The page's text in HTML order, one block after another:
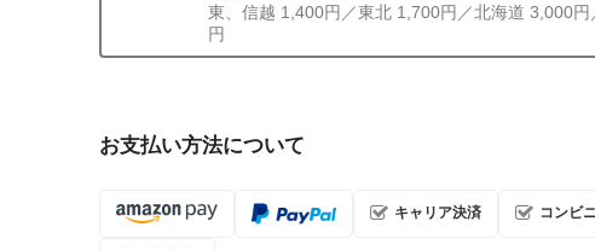
東、信越 1,400円／東北 1,700円／北海道 3,000
円
お支払い方法について
キャリア決済 コンビ